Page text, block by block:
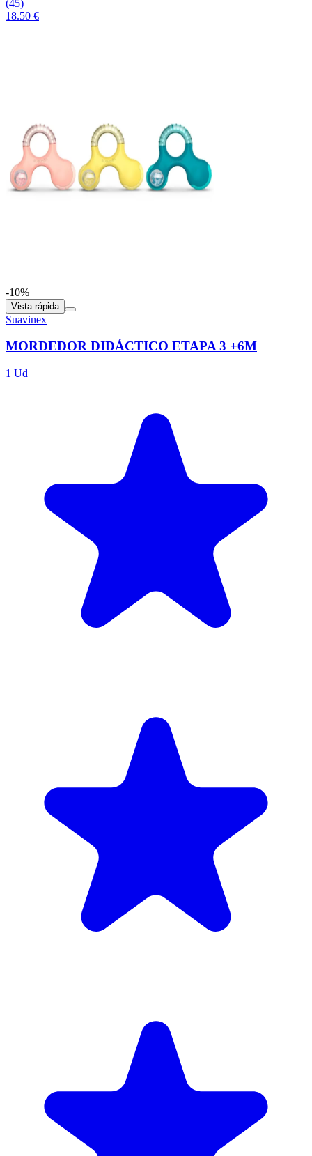
(45)
18.50 €
-10%
Vista rápida
Suavinex
MORDEDOR DIDÁCTICO ETAPA 3 +6M
1 Ud